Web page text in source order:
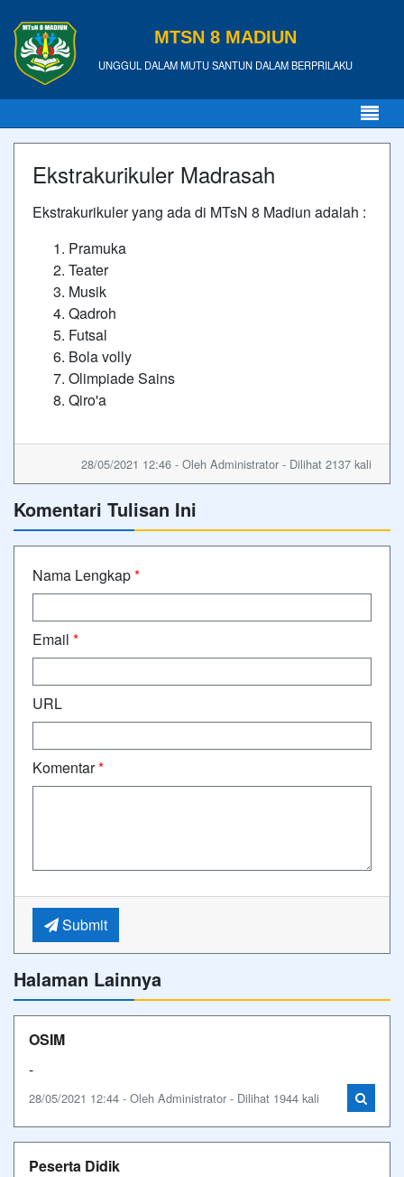
MTSN 8 MADIUN
UNGGUL DALAM MUTU SANTUN DALAM BERPRILAKU
Ekstrakurikuler Madrasah
Ekstrakurikuler yang ada di MTsN 8 Madiun adalah :
Pramuka
Teater
Musik
Qadroh
Futsal
Bola volly
Olimpiade Sains
Qiro'a
28/05/2021 12:46 - Oleh Administrator - Dilihat 2137 kali
Komentari Tulisan Ini
Nama Lengkap*
Email *
URL
Komentar*
Submit
Halaman Lainnya
OSIM
-
28/05/2021 12:44 - Oleh Administrator - Dilihat 1944 kali
Peserta Didik